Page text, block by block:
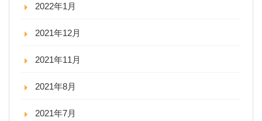
2022年1月
2021年12月
2021年11月
2021年8月
2021年7月